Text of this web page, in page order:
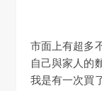
市面上有超多不同麵粉的品牌與種類，該怎麼選擇適合
自己與家人的
我是有一次買